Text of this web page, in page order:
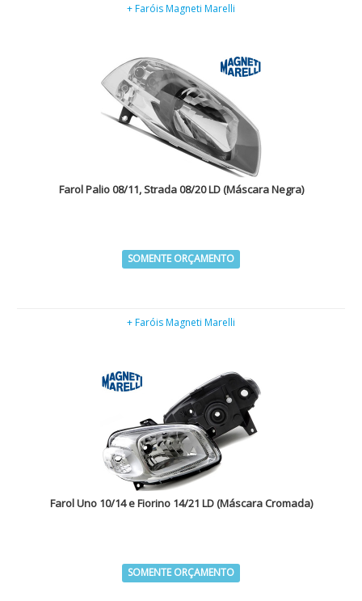
+ Faróis Magneti Marelli
Farol Palio 08/11, Strada 08/20 LD (Máscara Negra)
SOMENTE ORÇAMENTO
+ Faróis Magneti Marelli
Farol Uno 10/14 e Fiorino 14/21 LD (Máscara Cromada)
SOMENTE ORÇAMENTO